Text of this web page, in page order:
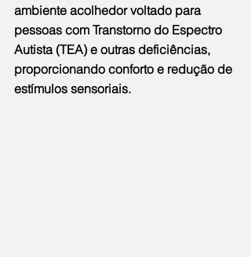
ambiente acolhedor voltado para
pessoas com Transtorno do Espectro
Autista (TEA) e outras deficiências,
proporcionando conforto e redução de
estímulos sensoriais.